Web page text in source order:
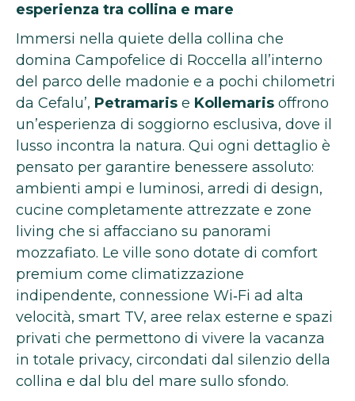
esperienza tra collina e mare
Immersi nella quiete della collina che
domina Campofelice di Roccella all’interno
del parco delle madonie e a pochi chilometri
da Cefalu’, Petramaris e Kollemaris offrono
un’esperienza di soggiorno esclusiva, dove il
lusso incontra la natura. Qui ogni dettaglio è
pensato per garantire benessere assoluto:
ambienti ampi e luminosi, arredi di design,
cucine completamente attrezzate e zone
living che si affacciano su panorami
mozzafiato. Le ville sono dotate di comfort
premium come climatizzazione
indipendente, connessione Wi‑Fi ad alta
velocità, smart TV, aree relax esterne e spazi
privati che permettono di vivere la vacanza
in totale privacy, circondati dal silenzio della
collina e dal blu del mare sullo sfondo.